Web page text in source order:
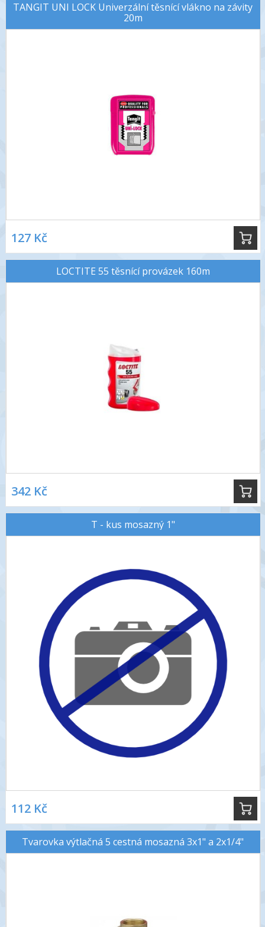
TANGIT UNI LOCK Univerzální těsnící vlákno na závity
20m
127 Kč
LOCTITE 55 těsnící provázek 160m
342 Kč
T - kus mosazný 1"
112 Kč
Tvarovka výtlačná 5 cestná mosazná 3x1" a 2x1/4"